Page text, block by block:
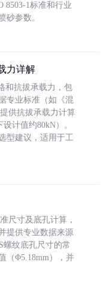
8503-1标准和行业
砂参数。
力详解
和抗拔承载力，包
专业标准（如《混
供抗拔承载力计算
计值约80kN）。
型建议，适用于工
尺寸及底孔计算，
提供专业数据来源
螺纹底孔尺寸的常
（Φ5.18mm），并